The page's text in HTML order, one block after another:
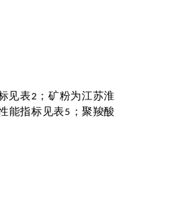
见表2 ；矿粉为江苏淮
能指标见表5 ；聚羧酸